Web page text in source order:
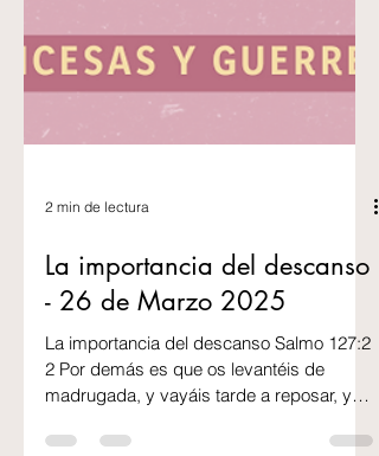
2 min de lectura
La importancia del descanso
- 26 de Marzo 2025
2 Por demás es que os levantéis de